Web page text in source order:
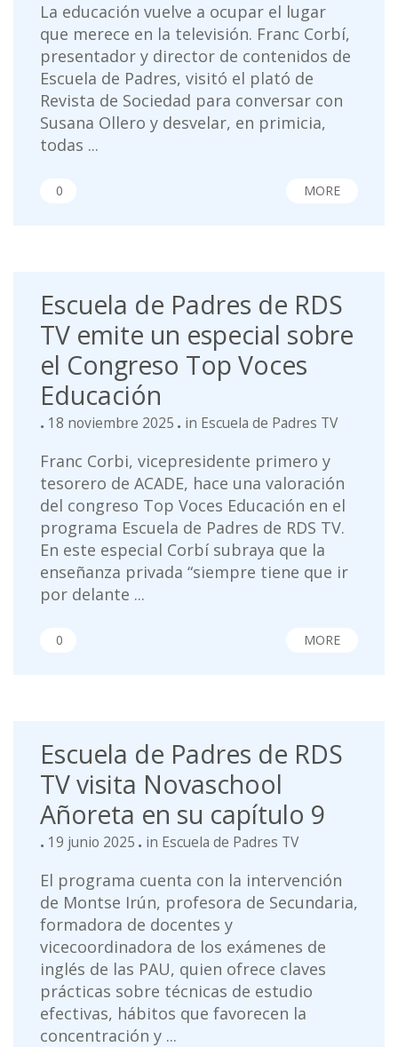
La educación vuelve a ocupar el lugar
que merece en la televisión. Franc Corbí,
presentador y director de contenidos de
Escuela de Padres, visitó el plató de
Revista de Sociedad para conversar con
Susana Ollero y desvelar, en primicia,
todas ...
0 MORE
Escuela de Padres de RDS
TV emite un especial sobre
el Congreso Top Voces
Educación
18 noviembre 2025 in Escuela de Padres TV
Franc Corbi, vicepresidente primero y
tesorero de ACADE, hace una valoración
del congreso Top Voces Educación en el
programa Escuela de Padres de RDS TV.
En este especial Corbí subraya que la
enseñanza privada “siempre tiene que ir
por delante ...
0 MORE
Escuela de Padres de RDS
TV visita Novaschool
Añoreta en su capítulo 9
19 junio 2025 in Escuela de Padres TV
El programa cuenta con la intervención
de Montse Irún, profesora de Secundaria,
formadora de docentes y
vicecoordinadora de los exámenes de
inglés de las PAU, quien ofrece claves
prácticas sobre técnicas de estudio
efectivas, hábitos que favorecen la
concentración y ...